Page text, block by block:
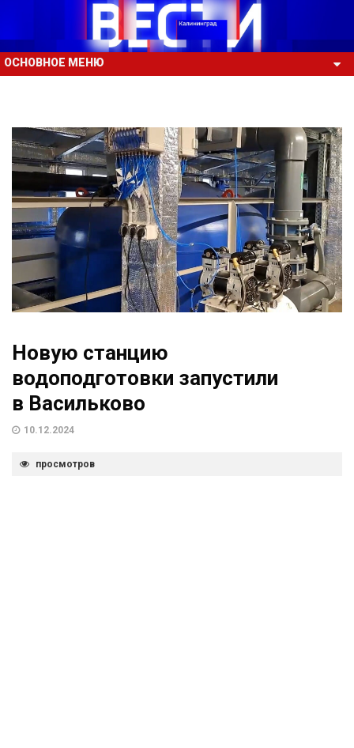
ОСНОВНОЕ МЕНЮ
Новую станцию
водоподготовки запустили
в Васильково
10.12.2024
просмотров